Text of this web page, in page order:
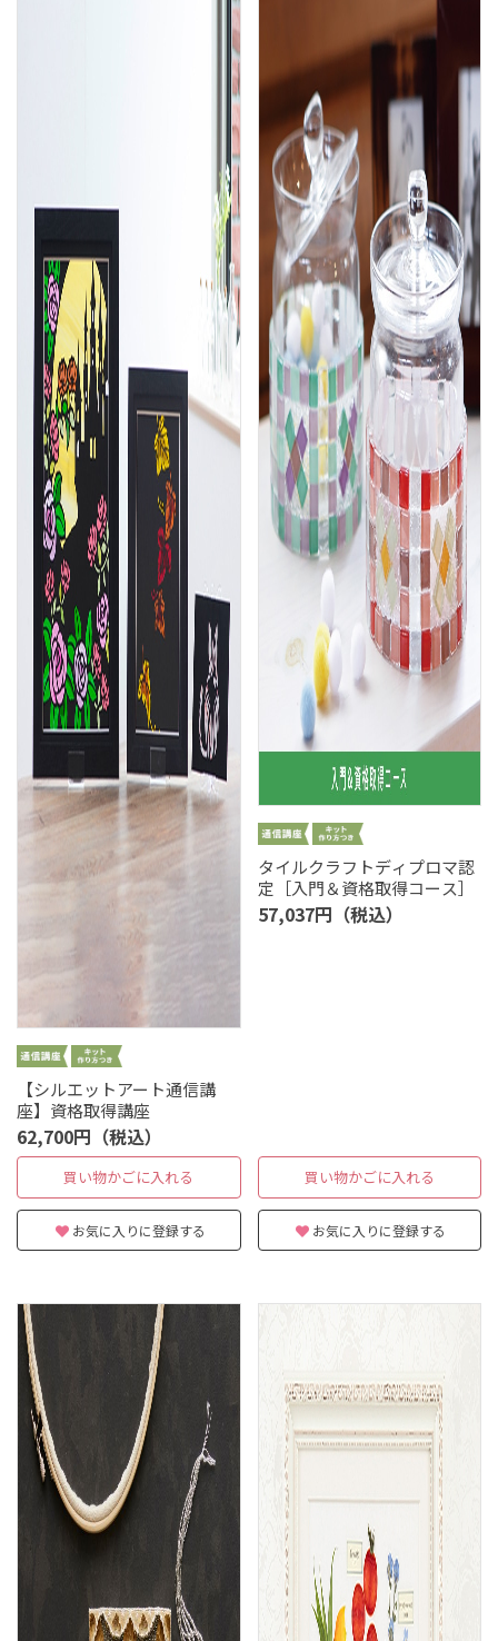
【シルエットアート通信講
座】資格取得講座
62,700円（税込）
買い物かごに入れる
お気に入りに登録する
タイルクラフトディプロマ認
定［入門＆資格取得コース］
57,037円（税込）
買い物かごに入れる
お気に入りに登録する